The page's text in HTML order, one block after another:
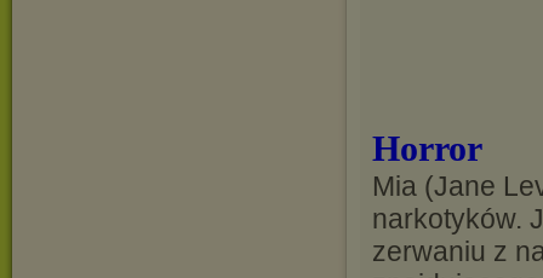
Horror
Mia (Jane
narkotyków.
zerwaniu z